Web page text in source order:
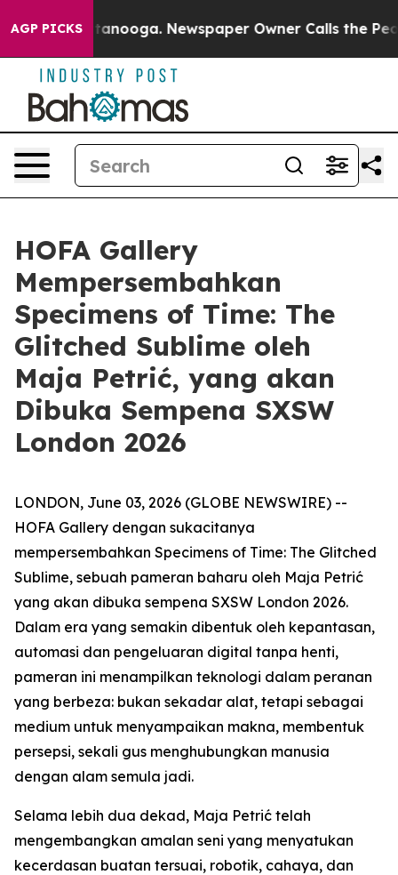
AGP PICKS
in Chattanooga. Newspaper Owner Calls the
HOFA Gallery
Mempersembahkan
Specimens of Time: The
Glitched Sublime oleh
Maja Petrić, yang akan
Dibuka Sempena SXSW
London 2026
LONDON, June 03, 2026 (GLOBE NEWSWIRE) --
HOFA Gallery dengan sukacitanya
mempersembahkan Specimens of Time: The Glitched
Sublime, sebuah pameran baharu oleh Maja Petrić
yang akan dibuka sempena SXSW London 2026.
Dalam era yang semakin dibentuk oleh kepantasan,
automasi dan pengeluaran digital tanpa henti,
pameran ini menampilkan teknologi dalam peranan
yang berbeza: bukan sekadar alat, tetapi sebagai
medium untuk menyampaikan makna, membentuk
persepsi, sekali gus menghubungkan manusia
dengan alam semula jadi.
Selama lebih dua dekad, Maja Petrić telah
mengembangkan amalan seni yang menyatukan
kecerdasan buatan tersuai, robotik, cahaya, dan